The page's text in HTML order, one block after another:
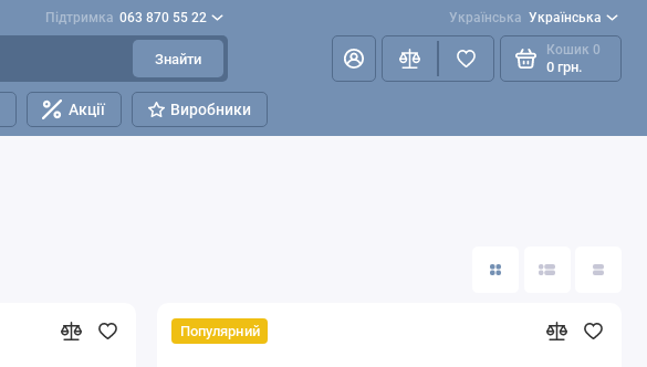
Підтримка 063 870 55 22 Українська Українська
Знайти
Кошик 0
0 грн.
Акції Виробники
Популярний